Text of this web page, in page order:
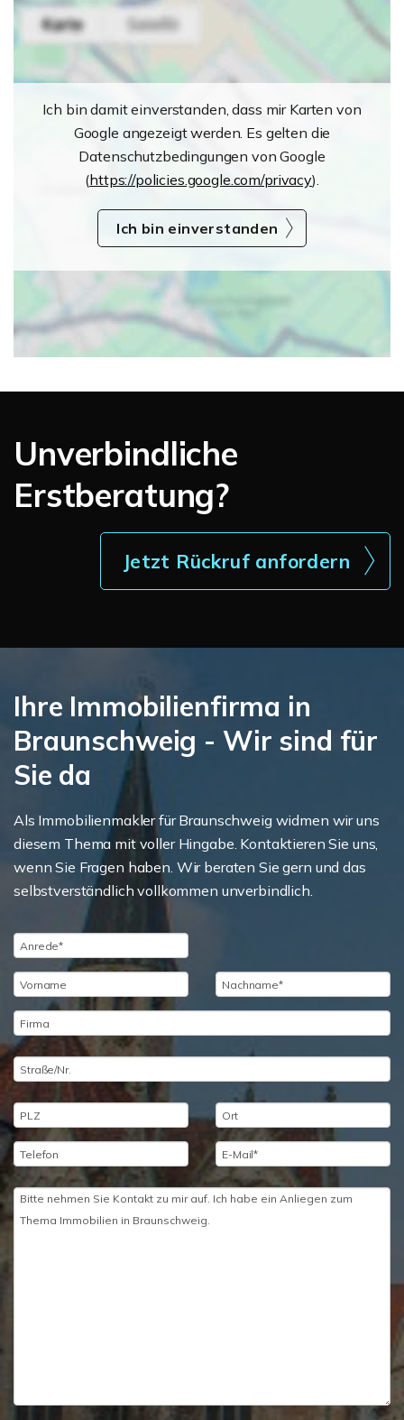
Ich bin damit einverstanden, dass mir Karten von
Google angezeigt werden. Es gelten die
Datenschutzbedingungen von Google
(https://policies.google.com/privacy).
Ich bin einverstanden
Unverbindliche
Erstberatung?
Jetzt Rückruf anfordern
Ihre Immobilienfirma in
Braunschweig - Wir sind für
Sie da
Als Immobilienmakler für Braunschweig widmen wir uns
diesem Thema mit voller Hingabe. Kontaktieren Sie uns,
wenn Sie Fragen haben. Wir beraten Sie gern und das
selbstverständlich vollkommen unverbindlich.